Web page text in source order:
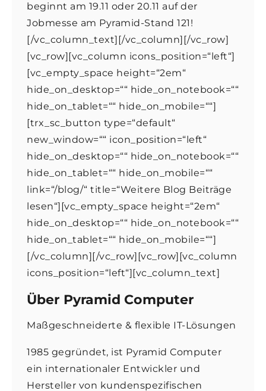
beginnt am 19.11 oder 20.11 auf der
Jobmesse am Pyramid-Stand 121!
[/vc_column_text][/vc_column][/vc_row]
[vc_row][vc_column icons_position=“left“]
[vc_empty_space height=“2em“
hide_on_desktop=““ hide_on_notebook=““
hide_on_tablet=““ hide_on_mobile=““]
[trx_sc_button type=“default“
new_window=““ icon_position=“left“
hide_on_desktop=““ hide_on_notebook=““
hide_on_tablet=““ hide_on_mobile=““
link=“/blog/“ title=“Weitere Blog Beiträge
lesen“][vc_empty_space height=“2em“
hide_on_desktop=““ hide_on_notebook=““
hide_on_tablet=““ hide_on_mobile=““]
[/vc_column][/vc_row][vc_row][vc_column
icons_position=“left“][vc_column_text]
Über Pyramid Computer
Maßgeschneiderte & flexible IT-Lösungen
1985 gegründet, ist Pyramid Computer
ein internationaler Entwickler und
Hersteller von kundenspezifischen